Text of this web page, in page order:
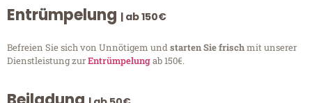
Entrümpelung | ab 150€
Befreien Sie sich von Unnötigem undstarten Sie frischmit unserer
Dienstleistung zurEntrümpelungab 150€.